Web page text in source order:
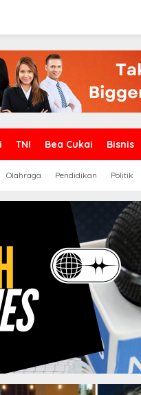
TNI Bea Cukai Bisnis
Olahraga Pendidikan Politik